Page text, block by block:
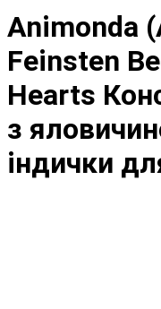
Animonda
Feinsten
Hearts
з
індички